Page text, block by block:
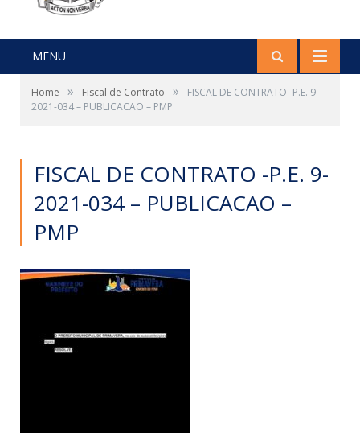
MENU
Home » Fiscal de Contrato »
FISCAL DE CONTRATO -P.E. 9-
2021-034 – PUBLICACAO – PMP
FISCAL DE CONTRATO -P.E. 9-
2021-034 – PUBLICACAO –
PMP